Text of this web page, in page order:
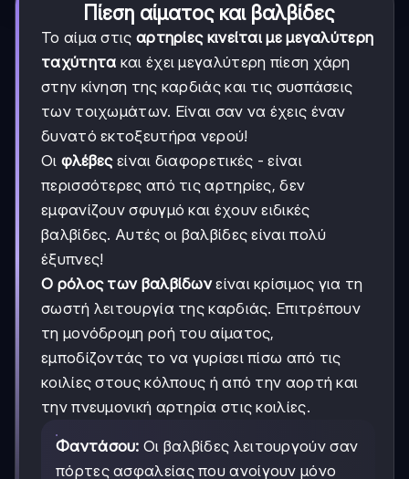
Πίεση αίματος και βαλβίδες
Το αίμα στις αρτηρίες κινείται με μεγαλύτερη
ταχύτητα και έχει μεγαλύτερη πίεση χάρη
στην κίνηση της καρδιάς και τις συσπάσεις
των τοιχωμάτων. Είναι σαν να έχεις έναν
δυνατό εκτοξευτήρα νερού!
Οι φλέβεςείναι διαφορετικές - είναι
περισσότερες από τις αρτηρίες, δεν
εμφανίζουν σφυγμό και έχουν ειδικές
βαλβίδες. Αυτές οι βαλβίδες είναι πολύ
έξυπνες!
Ο ρόλος των βαλβίδωνείναι κρίσιμος για τη
σωστή λειτουργία της καρδιάς. Επιτρέπουν
τη μονόδρομη ροή του αίματος,
εμποδίζοντάς το να γυρίσει πίσω από τις
κοιλίες στους κόλπους ή από την αορτή και
την πνευμονική αρτηρία στις κοιλίες.
Φαντάσου: Οι βαλβίδες λειτουργούν σαν
πόρτες ασφαλείας που ανοίγουν μόνο